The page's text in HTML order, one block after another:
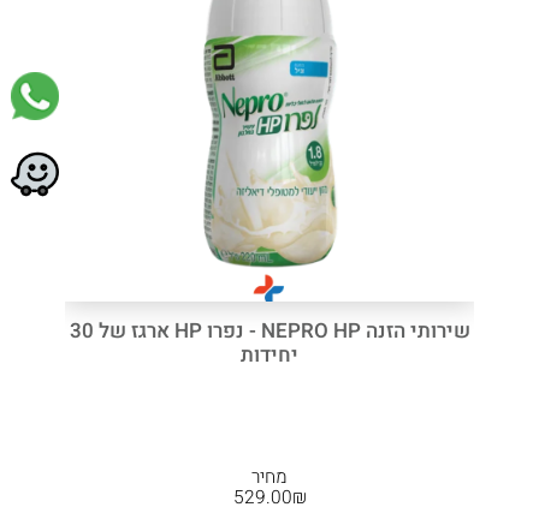
שירותי הזנה NEPRO HP - נפרו HP ארגז של 30
יחידות
מחיר
₪
529.00